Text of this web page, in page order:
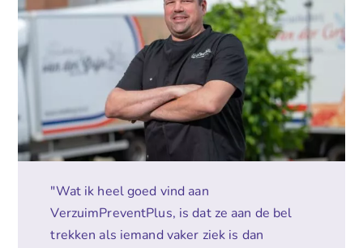
"Wat ik heel goed vind aan
VerzuimPreventPlus, is dat ze aan de bel
trekken als iemand vaker ziek is dan